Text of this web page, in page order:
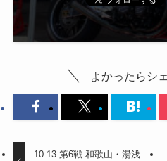
よかったらシ
10.13 第6戦 和歌山・湯浅